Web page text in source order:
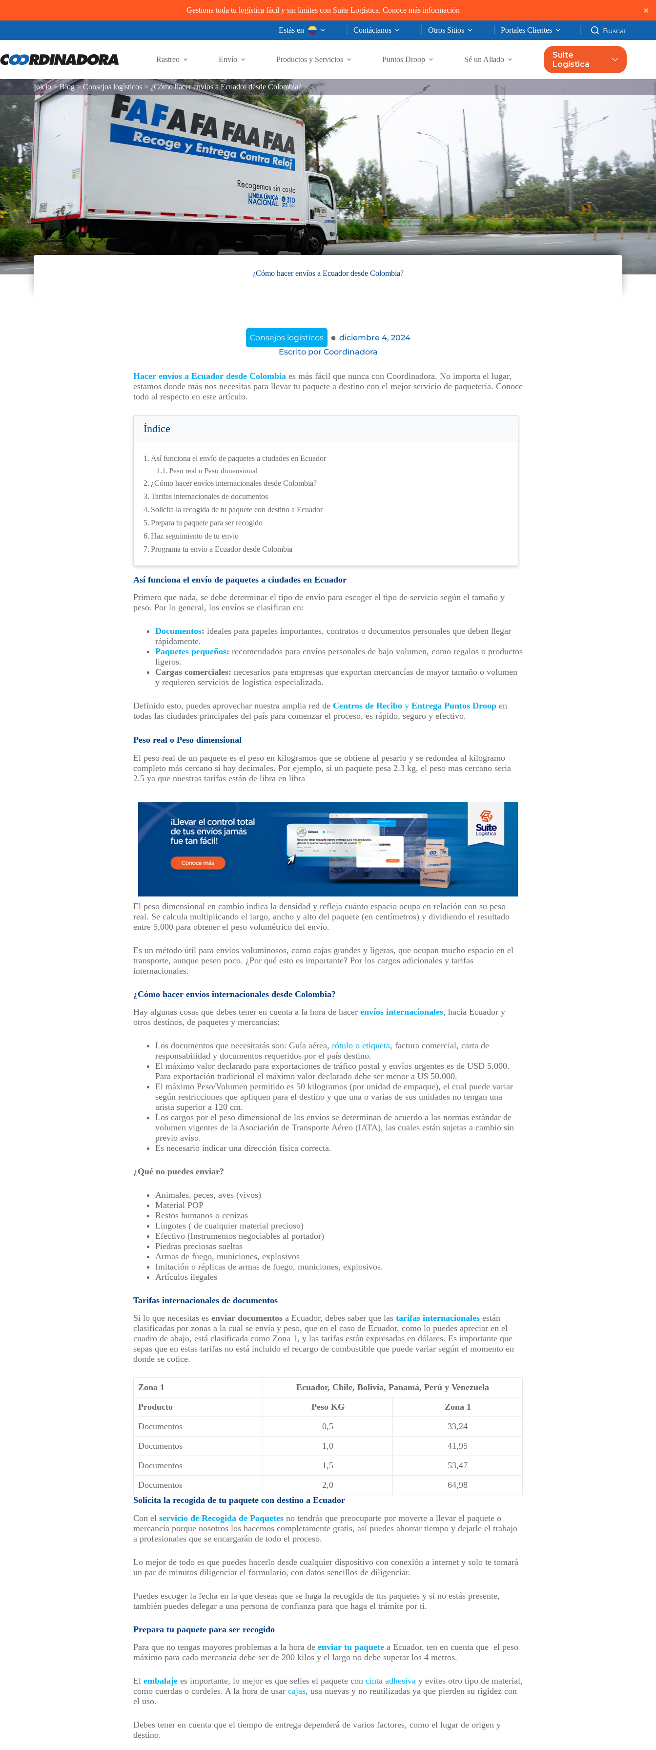
Gestiona toda tu logística fácil y sin límites con Suite Logística. Conoce más información ×
Estás en Contáctanos Otros Sitios Portales Clientes
Rastreo Envío Productos y Servicios Puntos Droop Sé un Aliado
Suite
Logística
Inicio>Blog>Consejos logísticos > ¿Cómo hacer envíos a Ecuador desde Colombia?
¿Cómo hacer envíos a Ecuador desde Colombia?
Consejos logísticos · diciembre 4, 2024
Escrito por Coordinadora
Hacer envíos a Ecuador desde Colombia es más fácil que nunca con Coordinadora. No importa el lugar,
estamos donde más nos necesitas para llevar tu paquete a destino con el mejor servicio de paquetería. Conoce
todo al respecto en este artículo.
Índice
Así funciona el envío de paquetes a ciudades en Ecuador
Peso real o Peso dimensional
¿Cómo hacer envíos internacionales desde Colombia?
Tarifas internacionales de documentos
Solicita la recogida de tu paquete con destino a Ecuador
Prepara tu paquete para ser recogido
Haz seguimiento de tu envío
Programa tu envío a Ecuador desde Colombia
Así funciona el envío de paquetes a ciudades en Ecuador
Primero que nada, se debe determinar el tipo de envío para escoger el tipo de servicio según el tamaño y
peso. Por lo general, los envíos se clasifican en:
Documentos: ideales para papeles importantes, contratos o documentos personales que deben llegar
rápidamente.
Paquetes pequeños: recomendados para envíos personales de bajo volumen, como regalos o productos
ligeros.
Cargas comerciales: necesarios para empresas que exportan mercancías de mayor tamaño o volumen
y requieren servicios de logística especializada.
Definido esto, puedes aprovechar nuestra amplia red de Centros de Recibo y Entrega Puntos Droop en
todas las ciudades principales del país para comenzar el proceso, es rápido, seguro y efectivo.
Peso real o Peso dimensional
El peso real de un paquete es el peso en kilogramos que se obtiene al pesarlo y se redondea al kilogramo
completo más cercano si hay decimales. Por ejemplo, si un paquete pesa 2.3 kg, el peso mas cercano seria
2.5 ya que nuestras tarifas están de libra en libra
El peso dimensional en cambio indica la densidad y refleja cuánto espacio ocupa en relación con su peso
real. Se calcula multiplicando el largo, ancho y alto del paquete (en centímetros) y dividiendo el resultado
entre 5,000 para obtener el peso volumétrico del envío.
Es un método útil para envíos voluminosos, como cajas grandes y ligeras, que ocupan mucho espacio en el
transporte, aunque pesen poco. ¿Por qué esto es importante? Por los cargos adicionales y tarifas
internacionales.
¿Cómo hacer envíos internacionales desde Colombia?
Hay algunas cosas que debes tener en cuenta a la hora de hacer envíos internacionales, hacia Ecuador y
otros destinos, de paquetes y mercancías:
Los documentos que necesitarás son: Guía aérea, rótulo o etiqueta, factura comercial, carta de
responsabilidad y documentos requeridos por el país destino.
El máximo valor declarado para exportaciones de tráfico postal y envíos urgentes es de USD 5.000.
Para exportación tradicional el máximo valor declarado debe ser menor a U$ 50.000.
El máximo Peso/Volumen permitido es 50 kilogramos (por unidad de empaque), el cual puede variar
según restricciones que apliquen para el destino y que una o varias de sus unidades no tengan una
arista superior a 120 cm.
Los cargos por el peso dimensional de los envíos se determinan de acuerdo a las normas estándar de
volumen vigentes de la Asociación de Transporte Aéreo (IATA), las cuales están sujetas a cambio sin
previo aviso.
Es necesario indicar una dirección física correcta.
¿Qué no puedes enviar?
Animales, peces, aves (vivos)
Material POP
Restos humanos o cenizas
Lingotes ( de cualquier material precioso)
Efectivo (Instrumentos negociables al portador)
Piedras preciosas sueltas
Armas de fuego, municiones, explosivos
Imitación o réplicas de armas de fuego, municiones, explosivos.
Artículos ilegales
Tarifas internacionales de documentos
Si lo que necesitas es enviar documentos a Ecuador, debes saber que las tarifas internacionales están
clasificadas por zonas a la cual se envía y peso, que en el caso de Ecuador, como lo puedes apreciar en el
cuadro de abajo, está clasificada como Zona 1, y las tarifas están expresadas en dólares. Es importante que
sepas que en estas tarifas no está incluido el recargo de combustible que puede variar según el momento en
donde se cotice.
Zona 1
Ecuador, Chile, Bolivia, Panamá, Perú y Venezuela
Producto
Peso KG
Zona 1
Documentos
0,5
33,24
Documentos
1,0
41,95
Documentos
1,5
53,47
Documentos
2,0
64,98
Solicita la recogida de tu paquete con destino a Ecuador
Con el servicio de Recogida de Paquetes no tendrás que preocuparte por moverte a llevar el paquete o
mercancía porque nosotros los hacemos completamente gratis, así puedes ahorrar tiempo y dejarle el trabajo
a profesionales que se encargarán de todo el proceso.
Lo mejor de todo es que puedes hacerlo desde cualquier dispositivo con conexión a internet y solo te tomará
un par de minutos diligenciar el formulario, con datos sencillos de diligenciar.
Puedes escoger la fecha en la que deseas que se haga la recogida de tus paquetes y si no estás presente,
también puedes delegar a una persona de confianza para que haga el trámite por ti.
Prepara tu paquete para ser recogido
Para que no tengas mayores problemas a la hora de enviar tu paquete a Ecuador, ten en cuenta que el peso
máximo para cada mercancía debe ser de 200 kilos y el largo no debe superar los 4 metros.
El embalaje es importante, lo mejor es que selles el paquete con cinta adhesiva y evites otro tipo de material,
como cuerdas o cordeles. A la hora de usar cajas, usa nuevas y no reutilizadas ya que pierden su rigidez con
el uso.
Debes tener en cuenta que el tiempo de entrega dependerá de varios factores, como el lugar de origen y
destino.